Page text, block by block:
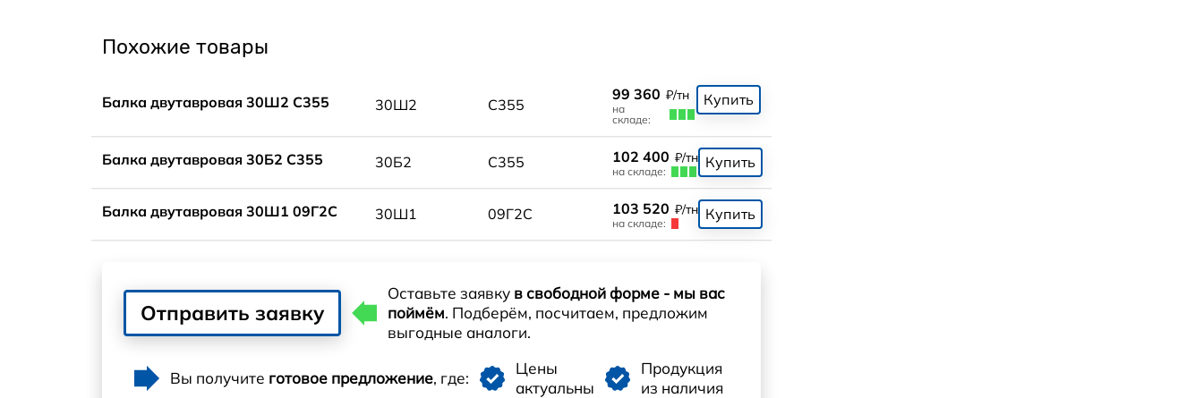
Похожие товары
Балка двутавровая 30Ш2 С355 30Ш2 С355
99 360 ₽/тн
на
складе:
Купить
Балка двутавровая 30Б2 С355 30Б2 С355 102 400 ₽/тн
на складе:
Купить
Балка двутавровая 30Ш1 09Г2С 30Ш1 09Г2С 103 520 ₽/тн
на складе:
Купить
Отправить заявку
Оставьте заявку в свободной форме - мы вас
поймём. Подберём, посчитаем, предложим
выгодные аналоги.
Вы получите готовое предложение, где:
Цены
актуальны
Продукция
из наличия